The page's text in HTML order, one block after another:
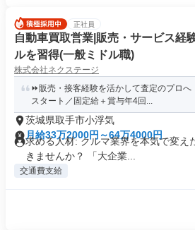
正社員
自動車買取営業|販売・サービス経
ルを習得(一般ミドル職)
株式会社ネクステージ
⏩️販売・接客経験を活かして査定のプロ
スタート／固定給＋賞与年4回...
茨城県取手市小浮気
月給33万2000円～64万4000円
求める人材: クルマ業界を本気で変
きませんか？ 「大企業...
交通費支給